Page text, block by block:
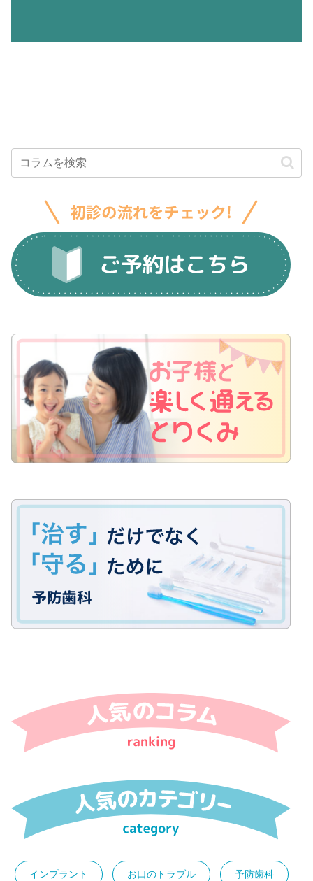
紹介！【恥
分かりやす
インプラント お口のトラブル 予防歯科